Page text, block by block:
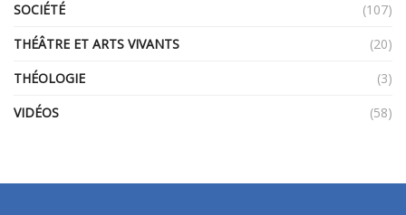
SOCIÉTÉ
(107)
THÉÂTRE ET ARTS VIVANTS
(20)
THÉOLOGIE
(3)
VIDÉOS
(58)